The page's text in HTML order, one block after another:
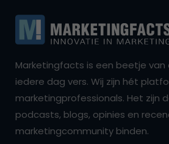
Marketingfacts is een beetje van
iedere dag vers. Wij zijn hét
marketingprofessionals. Het zijn
podcasts, blogs, opinies en
marketingcommunity binden.